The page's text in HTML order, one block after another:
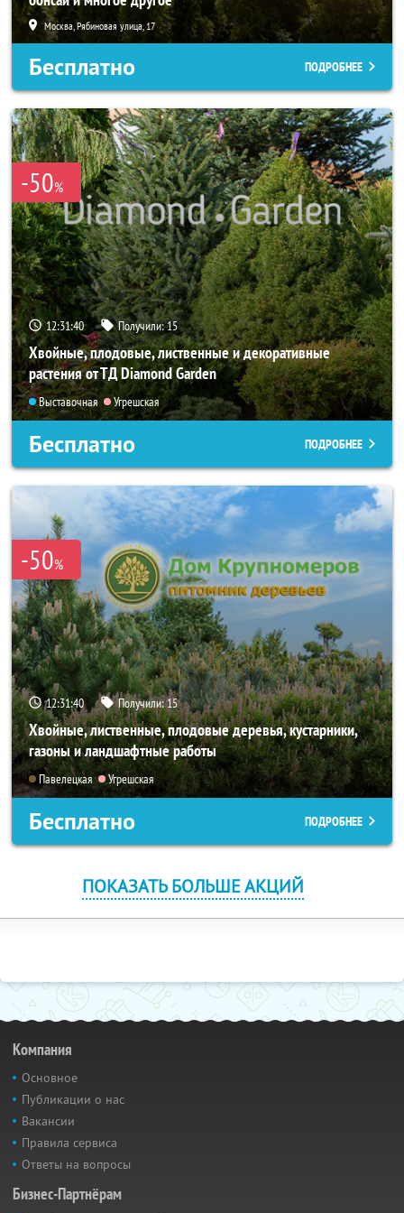
Москва, Рябиновая улица, 17
Бесплатно ПОДРОБНЕЕ
-50%
12:31:40 Получили:15
Хвойные, плодовые, лиственные и декоративные
растения от ТД Diamond Garden
Выставочная Угрешская
Бесплатно ПОДРОБНЕЕ
-50%
12:31:40 Получили:15
Хвойные, лиственные, плодовые деревья, кустарники,
газоны и ландшафтные работы
Павелецкая Угрешская
Бесплатно ПОДРОБНЕЕ
ПОКАЗАТЬ БОЛЬШЕ АКЦИЙ
Компания
Основное
Публикации о нас
Вакансии
Правила сервиса
Ответы на вопросы
Бизнес-Партнёрам